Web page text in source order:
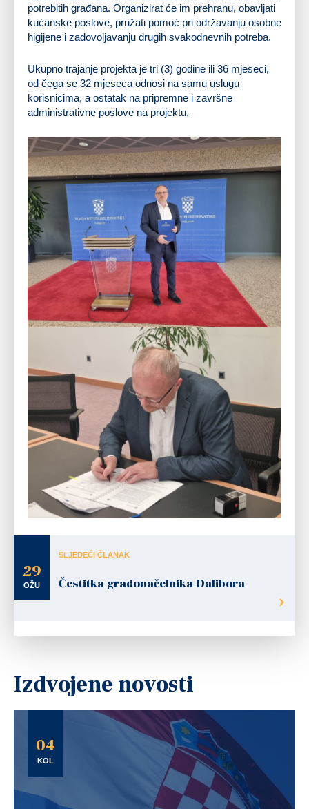
potrebitih građana. Organizirat će im prehranu, obavljati
kućanske poslove, pružati pomoć pri održavanju osobne
higijene i zadovoljavanju drugih svakodnevnih potreba.
Ukupno trajanje projekta je tri (3) godine ili 36 mjeseci,
od čega se 32 mjeseca odnosi na samu uslugu
korisnicima, a ostatak na pripremne i završne
administrativne poslove na projektu.
29
OŽU
SLJEDEĆI ČLANAK
Čestitka gradonačelnika Dalibora
Izdvojene novosti
04
KOL